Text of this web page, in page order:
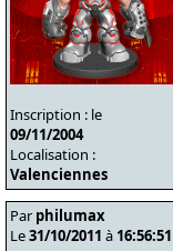
Inscription : le
09/11/2004
Localisation :
Valenciennes
Par philumax
Le31/10/2011 à 16:56:51